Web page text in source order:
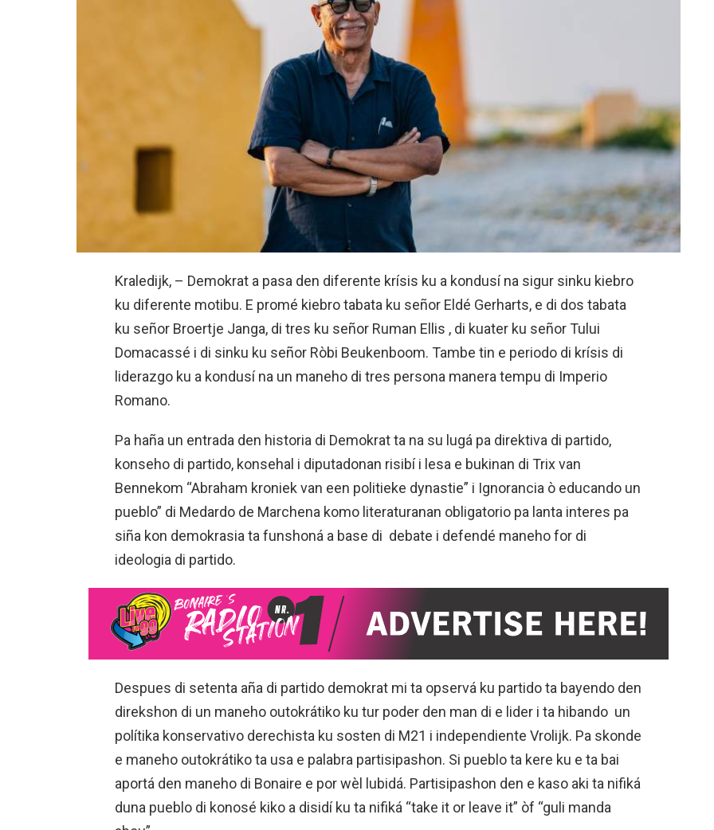
Kraledijk, – Demokrat a pasa den diferente krísis ku a kondusí na sigur sinku kiebro
ku diferente motibu. E promé kiebro tabata ku señor Eldé Gerharts, e di dos tabata
ku señor Broertje Janga, di tres ku señor Ruman Ellis , di kuater ku señor Tului
Domacassé i di sinku ku señor Ròbi Beukenboom. Tambe tin e periodo di krísis di
liderazgo ku a kondusí na un maneho di tres persona manera tempu di Imperio
Romano.
Pa haña un entrada den historia di Demokrat ta na su lugá pa direktiva di partido,
konseho di partido, konsehal i diputadonan risibí i lesa e bukinan di Trix van
Bennekom “Abraham kroniek van een politieke dynastie” i Ignorancia ò educando un
pueblo” di Medardo de Marchena komo literaturanan obligatorio pa lanta interes pa
siña kon demokrasia ta funshoná a base di debate i defendé maneho for di
ideologia di partido.
Despues di setenta aña di partido demokrat mi ta opservá ku partido ta bayendo den
direkshon di un maneho outokrátiko ku tur poder den man di e lider i ta hibando un
polítika konservativo derechista ku sosten di M21 i independiente Vrolijk. Pa skonde
e maneho outokrátiko ta usa e palabra partisipashon. Si pueblo ta kere ku e ta bai
aportá den maneho di Bonaire e por wèl lubidá. Partisipashon den e kaso aki ta nifiká
duna pueblo di konosé kiko a disidí ku ta nifiká “take it or leave it” òf “guli manda